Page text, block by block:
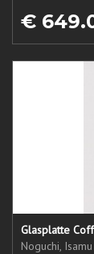
€
Glasplatte
Noguchi, Isamu